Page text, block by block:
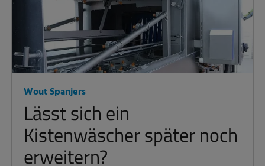
Wout Spanjers
Lässt sich ein
Kistenwäscher später noch
erweitern?